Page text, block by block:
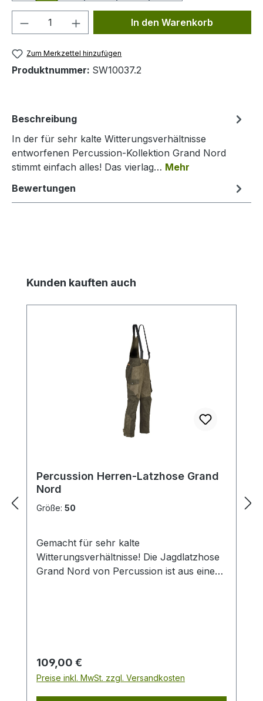
Produkt Anzahl: Gib denIn den Warenkorb
Zum Merkzettel hinzufügen
Produktnummer: SW10037.2
Beschreibung
In der für sehr kalte Witterungsverhältnisse
entworfenen Percussion-Kollektion Grand Nord
stimmt einfach alles! Das vierlag… Mehr
Bewertungen
Produktgalerie überspringen
Kunden kauften auch
Percussion Herren-Latzhose Grand
Nord
Größe: 50
Gemacht für sehr kalte
Witterungsverhältnisse! Die Jagdlatzhose
Grand Nord von Percussion ist aus einem
Membran, innen ist sie mit weichem
Fleece-Stoff gefüttert. Die Hose hat
insgesamt sechs Taschen: zwei
Einschubtaschen zwei Beintaschen mit
Regulärer Preis:
109,00 €
Preise inkl. MwSt. zzgl. Versandkosten